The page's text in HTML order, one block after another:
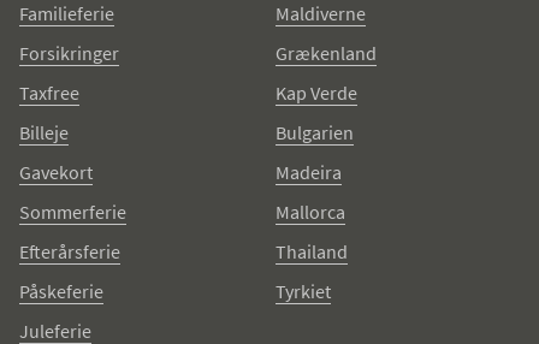
Familieferie
Forsikringer
Taxfree
Billeje
Gavekort
Sommerferie
Efterårsferie
Påskeferie
Juleferie
Maldiverne
Grækenland
Kap Verde
Bulgarien
Madeira
Mallorca
Thailand
Tyrkiet